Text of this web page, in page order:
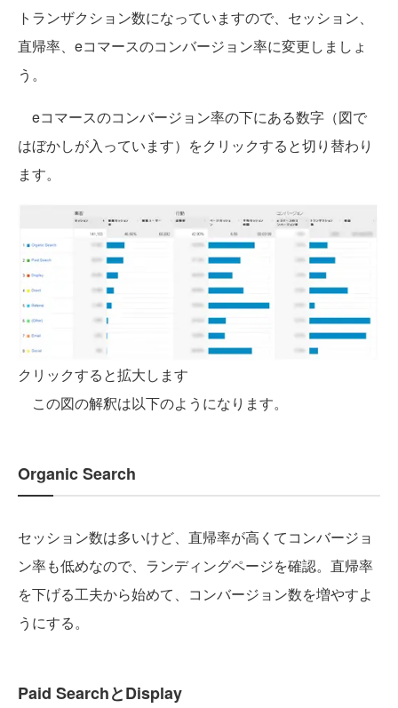
トランザクション数になっていますので、セッション、
直帰率、eコマースのコンバージョン率に変更しましょ
う。
eコマースのコンバージョン率の下にある数字（図で
はぼかしが入っています）をクリックすると切り替わり
ます。
クリックすると拡大します
この図の解釈は以下のようになります。
Organic Search
セッション数は多いけど、直帰率が高くてコンバージョ
ン率も低めなので、ランディングページを確認。直帰率
を下げる工夫から始めて、コンバージョン数を増やすよ
うにする。
Paid SearchとDisplay